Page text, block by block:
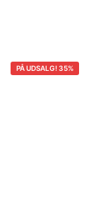
PÅ UDSALG! 35%